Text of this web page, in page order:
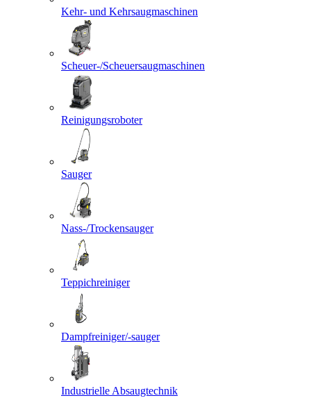
Kehr- und Kehrsaugmaschinen
Scheuer-/Scheuersaugmaschinen
Reinigungsroboter
Sauger
Nass-/Trockensauger
Teppichreiniger
Dampfreiniger/-sauger
Industrielle Absaugtechnik